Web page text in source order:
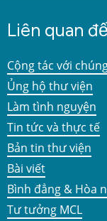
Liên quan
Cộng tác với
Ủng hộ thư viện
Làm tình nguyện
Tin tức và thực tế
Bản tin thư viện
Bài viết
Bình đẳng & Hòa
Tư tưởng MCL